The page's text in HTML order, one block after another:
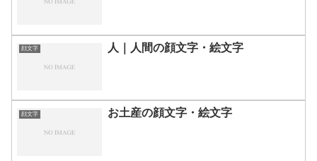
顔文字 人｜人間の顔文字・絵文字
顔文字 お土産の顔文字・絵文字